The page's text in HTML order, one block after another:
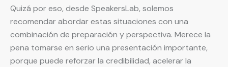
Quizá por eso, desde SpeakersLab, solemos
recomendar abordar estas situaciones con una
combinación de preparación y perspectiva. Merece la
pena tomarse en serio una presentación importante,
porque puede reforzar la credibilidad, acelerar la